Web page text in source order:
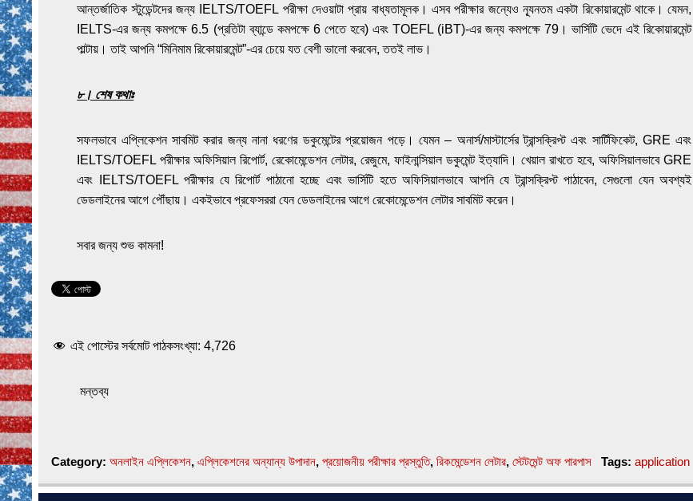
আন্তর্জাতিক স্টুডেন্টদের জন্য IELTS/TOEFL পরীক্ষা দেওয়াটা প্রায় বাধ্যতামূলক। এসব পরীক্ষার জন্যেও ন্যূনতম একটা রিকোয়ারমেন্ট থাকে। যেমন,
IELTS-এর জন্য কমপক্ষে 6.5 (প্রতিটা ব্যান্ডে কমপক্ষে 6 পেতে হবে) এবং TOEFL (iBT)-এর জন্য কমপক্ষে 79। ভার্সিটি ভেদে এই রিকোয়ারমেন্ট
পাল্টায়। তাই আপনি “মিনিমাম রিকোয়ারমেন্ট”-এর চেয়ে যত বেশী ভালো করবেন, ততই লাভ।
৮। শেষ কথাঃ
সফলভাবে এপ্লিকেশন সাবমিট করার জন্য নানা ধরণের ডকুমেন্টের প্রয়োজন পড়ে। যেমন – অনার্স/মাস্টার্সের ট্রান্সক্রিপ্ট এবং সার্টিফিকেট, GRE এবং
IELTS/TOEFL পরীক্ষার অফিসিয়াল রিপোর্ট, রেকোমেন্ডেশন লেটার, রেজুমে, ফাইনান্সিয়াল ডকুমেন্ট ইত্যাদি। খেয়াল রাখতে হবে, অফিসিয়ালভাবে GRE
এবং IELTS/TOEFL পরীক্ষার যে রিপোর্ট পাঠানো হচ্ছে এবং ভার্সিটি হতে অফিসিয়ালভাবে আপনি যে ট্রান্সক্রিপ্ট পাঠাবেন, সেগুলো যেন অবশ্যই
ডেডলাইনের আগে পৌঁছায়। একইভাবে প্রফেসররা যেন ডেডলাইনের আগে রেকোমেন্ডেশন লেটার সাবমিট করেন।
সবার জন্য শুভ কামনা!
এই পোস্টের সর্বমোট পাঠকসংখ্যা:4,726
মন্তব্য
Category:অনলাইন এপ্লিকেশন,এপ্লিকেশনের অন্যান্য উপাদান,প্রয়োজনীয় পরীক্ষার প্রস্তুতি,রিকমেন্ডেশন লেটার,স্টেটমেন্ট অফ পারপাস Tags: application